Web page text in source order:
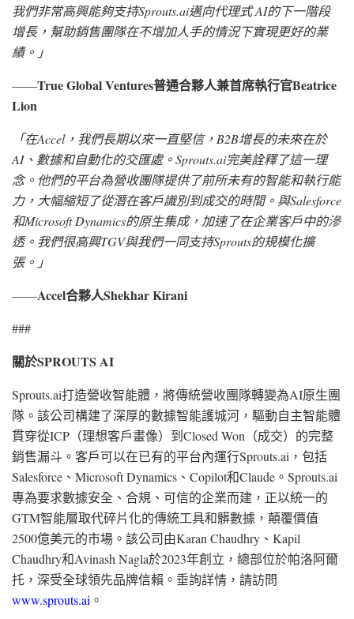
我們非常高興能夠支持Sprouts.ai邁向代理式 AI的下一階段
增長，幫助銷售團隊在不增加人手的情況下實現更好的業
績。 」
——True Global Ventures普通合夥人兼首席執行官Beatrice
Lion
「在Accel，我們長期以來一直堅信，B2B增長的未來在於
AI、數據和自動化的交匯處。Sprouts.ai完美詮釋了這一理
念。他們的平台為營收團隊提供了前所未有的智能和執行能
力，大幅縮短了從潛在客戶識別到成交的時間。與Salesforce
和Microsoft Dynamics的原生集成，加速了在企業客戶中的滲
透。我們很高興TGV與我們一同支持Sprouts的規模化擴
張。 」
——Accel合夥人Shekhar Kirani
###
關於SPROUTS AI
Sprouts.ai打造營收智能體，將傳統營收團隊轉變為AI原生團
隊。該公司構建了深厚的數據智能護城河，驅動自主智能體
貫穿從ICP（理想客戶畫像）到Closed Won（成交）的完整
銷售漏斗。客戶可以在已有的平台內運行Sprouts.ai，包括
Salesforce、Microsoft Dynamics、Copilot和Claude。Sprouts.ai
專為要求數據安全、合規、可信的企業而建，正以統一的
GTM智能層取代碎片化的傳統工具和髒數據，顛覆價值
2500億美元的市場。該公司由Karan Chaudhry、Kapil
Chaudhry和Avinash Nagla於2023年創立，總部位於帕洛阿爾
托，深受全球領先品牌信賴。垂詢詳情，請訪問
www.sprouts.ai 。